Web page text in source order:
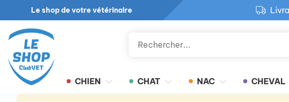
Le shop de votre vétérinaire
CHIEN CHAT NAC CHEVAL